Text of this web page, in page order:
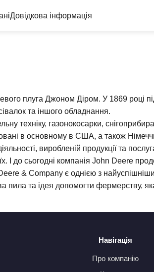
Довідкова інформація
плуга Джоном Діром. У 1869 році
та іншого обладнання.
техніку, газонокосарки,
в основному в США, а також
виробленій продукції та
І до сьогодні компанія John Deere
& Company є однією з
пила та ідея допомогти фермерству,
Навігація
Про компанію